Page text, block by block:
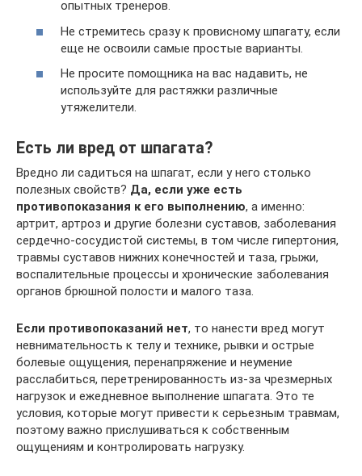
опытных тренеров.
Не стремитесь сразу к провисному шпагату, если
еще не освоили самые простые варианты.
Не просите помощника на вас надавить, не
используйте для растяжки различные
утяжелители.
Есть ли вред от шпагата?
Вредно ли садиться на шпагат, если у него столько
полезных свойств? Да, если уже есть
противопоказания к его выполнению, а именно:
артрит, артроз и другие болезни суставов, заболевания
сердечно-сосудистой системы, в том числе гипертония,
травмы суставов нижних конечностей и таза, грыжи,
воспалительные процессы и хронические заболевания
органов брюшной полости и малого таза.
Если противопоказаний нет, то нанести вред могут
невнимательность к телу и технике, рывки и острые
болевые ощущения, перенапряжение и неумение
расслабиться, перетренированность из-за чрезмерных
нагрузок и ежедневное выполнение шпагата. Это те
условия, которые могут привести к серьезным травмам,
поэтому важно прислушиваться к собственным
ощущениям и контролировать нагрузку.